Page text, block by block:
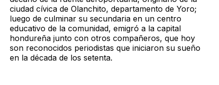
ciudad cívica de Olanchito, departamento de Yoro;
luego de culminar su secundaria en un centro
educativo de la comunidad, emigró a la capital
hondureña junto con otros compañeros, que hoy
son reconocidos periodistas que iniciaron su sueño
en la década de los setenta.